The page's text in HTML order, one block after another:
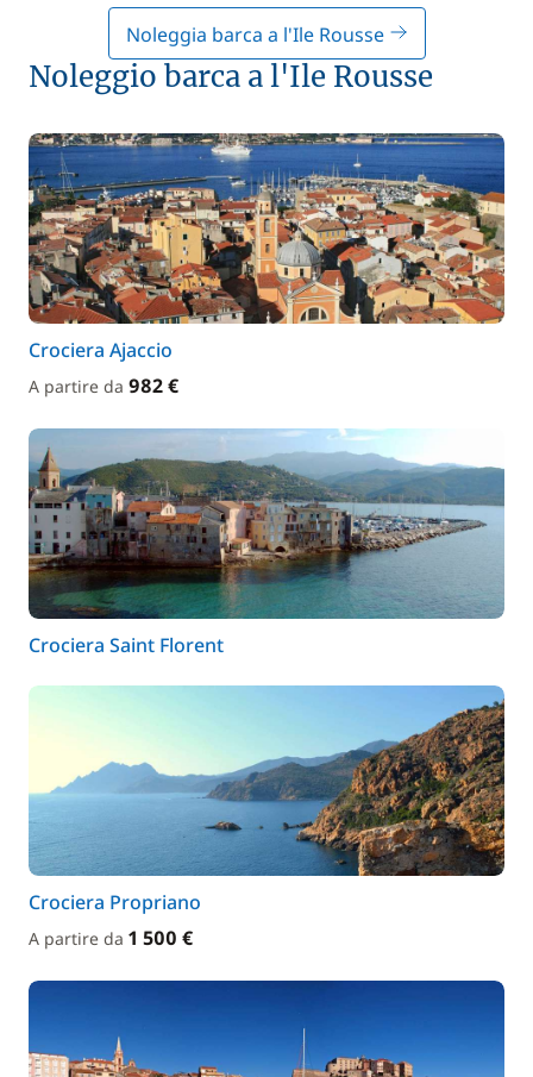
Noleggia barca a l'Ile Rousse
Noleggio barca a l'Ile Rousse
Crociera Ajaccio
A partire da 982 €
Crociera Saint Florent
Crociera Propriano
A partire da 1 500 €